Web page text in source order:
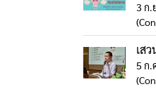
3 ก.
เส
5 ก.